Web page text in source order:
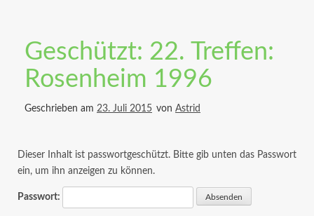
Geschützt: 22. Treffen:
Rosenheim 1996
Geschrieben am 23. Juli 2015 von Astrid
Dieser Inhalt ist passwortgeschützt. Bitte gib unten das Passwort
ein, um ihn anzeigen zu können.
Passwort: